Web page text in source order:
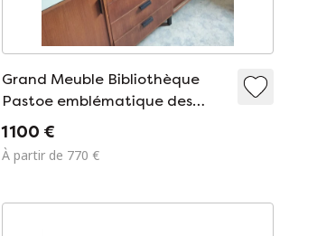
Grand Meuble Bibliothèque
Pastoe emblématique des
années 60
1 100 €
À partir de 770 €